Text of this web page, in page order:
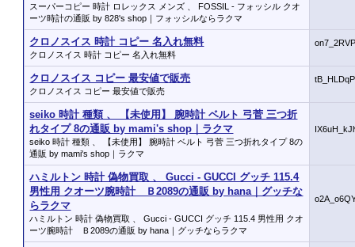
スーパーコピー 時計 ロレックス メンズ 、 FOSSIL - フォッシル クオ
ーツ時計の通販 by 828's shop｜フォッシルならラクマ
クロノスイス 時計 コピー 名入れ無料
クロノスイス 時計 コピー 名入れ無料
クロノスイス コピー 最安値で販売
クロノスイス コピー 最安値で販売
seiko 時計 種類 、 【未使用】 腕時計 ベルト 弓菅 三つ折
れタイプ 8の通販 by mami's shop｜ラクマ
seiko 時計 種類 、 【未使用】 腕時計 ベルト 弓菅 三つ折れタイプ 8の
通販 by mami's shop｜ラクマ
ハミルトン 時計 偽物買取 、 Gucci - GUCCI グッチ 115.4
男性用 クオーツ腕時計 Ｂ2089の通販 by hana｜グッチな
らラクマ
ハミルトン 時計 偽物買取 、 Gucci - GUCCI グッチ 115.4 男性用 クオ
ーツ腕時計 Ｂ2089の通販 by hana｜グッチならラクマ